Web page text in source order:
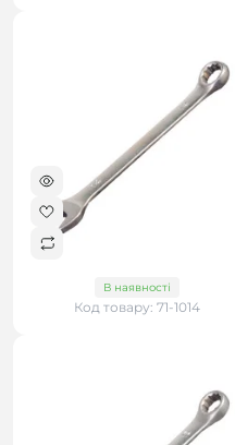
В наявності
Код товару: 71-1014